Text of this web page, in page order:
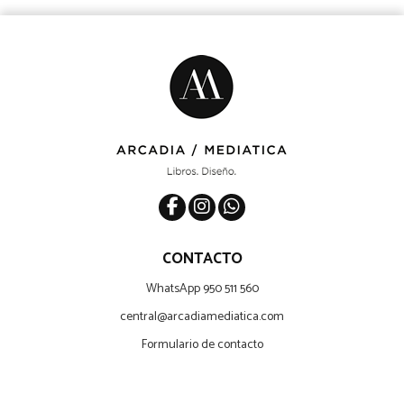
CONTACTO
WhatsApp 950 511 560
central@arcadiamediatica.com
Formulario de contacto